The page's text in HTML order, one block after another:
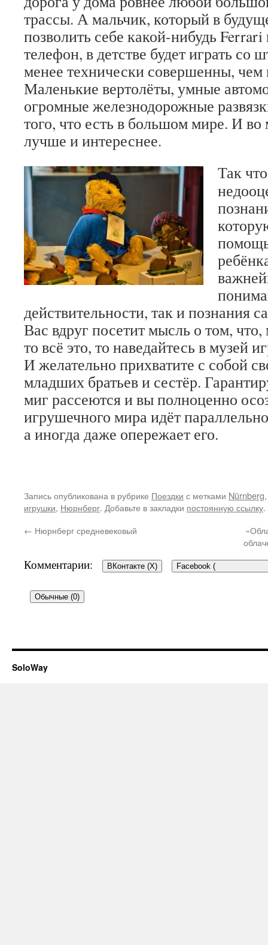
трассы. А мальчик, который в
позволить себе какой-нибудь
телефон, в детстве будет играть со
менее технически совершенны, чем
Маленькие вертолёты, умные
огромные железнодорожные
того, что есть в большом мире. И
лучше и интереснее.
Так
действительности, так и познания
Вас вдруг посетит мысль о том,
то всё это, то наведайтесь в музей
И желательно прихватите с собой
младших братьев и сестёр.
миг рассеются и вы полноценно
игрушечного мира идёт
а иногда даже опережает его.
Запись опубликована в рубрике Поездки с метками Nürnberg
игрушки, Нюрнберг. Добавьте в закладки постоянную ссылку.
← Нюрнберг средневековый
Комментарии: ВКонтакте (X) Facebook (
Обычные (0)
Добавить комментарий
SoloWay